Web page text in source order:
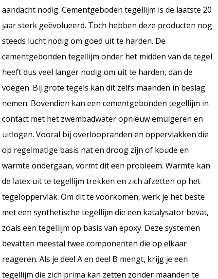
aandacht nodig. Cementgeboden tegellijm is de laatste 20
jaar sterk geëvolueerd. Toch hebben deze producten nog
steeds lucht nodig om goed uit te harden. De
cementgebonden tegellijm onder het midden van de tegel
heeft dus veel langer nodig om uit te harden, dan de
voegen. Bij grote tegels kan dit zelfs maanden in beslag
nemen. Bovendien kan een cementgebonden tegellijm in
contact met het zwembadwater opnieuw emulgeren en
uitlogen. Vooral bij overloopranden en oppervlakken die
op regelmatige basis nat en droog zijn of koude en
warmte ondergaan, vormt dit een probleem. Warmte kan
de latex uit te tegellijm trekken en zich afzetten op het
tegeloppervlak. Om dit te voorkomen, werk je het beste
met een synthetische tegellijm die een katalysator bevat,
zoals een tegellijm op basis van epoxy. Deze systemen
bevatten meestal twee componenten die op elkaar
reageren. Als je deel A en deel B mengt, krijg je een
tegellijm die zich prima kan zetten zonder maanden te